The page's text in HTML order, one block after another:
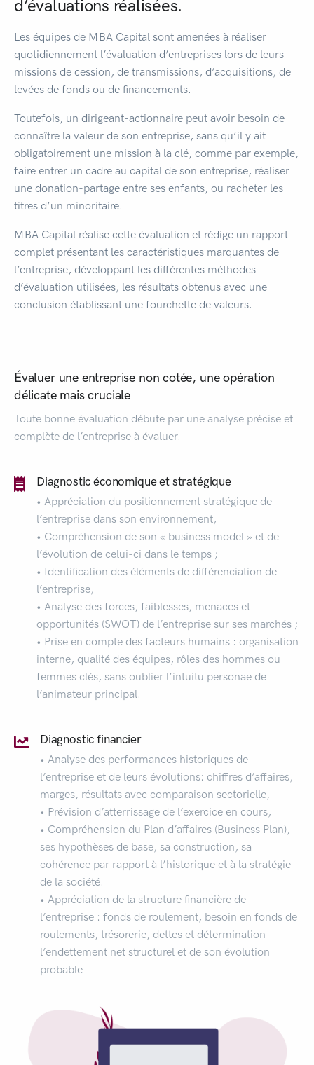
d’évaluations réalisées.
Les équipes de MBA Capital sont amenées à réaliser
quotidiennement l’évaluation d’entreprises lors de leurs
missions de cession, de transmissions, d’acquisitions, de
levées de fonds ou de financements.
Toutefois, un dirigeant-actionnaire peut avoir besoin de
connaître la valeur de son entreprise, sans qu’il y ait
obligatoirement une mission à la clé, comme par exemple,
faire entrer un cadre au capital de son entreprise, réaliser
une donation-partage entre ses enfants, ou racheter les
titres d’un minoritaire.
MBA Capital réalise cette évaluation et rédige un rapport
complet présentant les caractéristiques marquantes de
l’entreprise, développant les différentes méthodes
d’évaluation utilisées, les résultats obtenus avec une
conclusion établissant une fourchette de valeurs.
Évaluer une entreprise non cotée, une opération
délicate mais cruciale
Toute bonne évaluation débute par une analyse précise et
complète de l’entreprise à évaluer.
Diagnostic économique et stratégique
• Appréciation du positionnement stratégique de
l’entreprise dans son environnement,
• Compréhension de son « business model » et de
l’évolution de celui-ci dans le temps ;
• Identification des éléments de différenciation de
l’entreprise,
• Analyse des forces, faiblesses, menaces et
opportunités (SWOT) de l’entreprise sur ses marchés ;
• Prise en compte des facteurs humains : organisation
interne, qualité des équipes, rôles des hommes ou
femmes clés, sans oublier l’intuitu personae de
l’animateur principal.
Diagnostic financier
• Analyse des performances historiques de
l’entreprise et de leurs évolutions: chiffres d’affaires,
marges, résultats avec comparaison sectorielle,
• Prévision d’atterrissage de l’exercice en cours,
• Compréhension du Plan d’affaires (Business Plan),
ses hypothèses de base, sa construction, sa
cohérence par rapport à l’historique et à la stratégie
de la société.
• Appréciation de la structure financière de
l’entreprise : fonds de roulement, besoin en fonds de
roulements, trésorerie, dettes et détermination
l’endettement net structurel et de son évolution
probable